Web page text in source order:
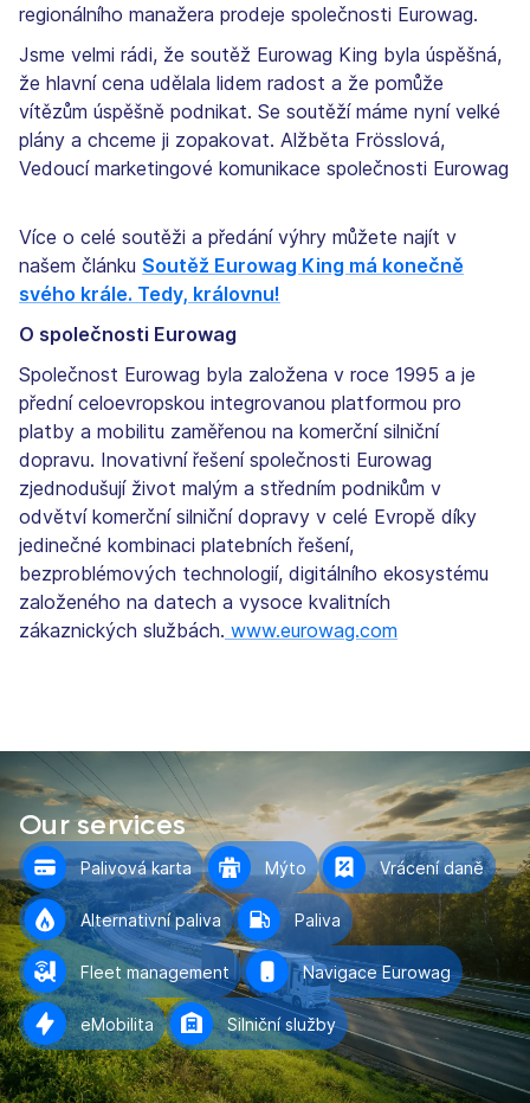
regionálního manažera prodeje společnosti Eurowag.
Jsme velmi rádi, že soutěž Eurowag King byla úspěšná,
že hlavní cena udělala lidem radost a že pomůže
vítězům úspěšně podnikat. Se soutěží máme nyní velké
plány a chceme ji zopakovat. Alžběta Frösslová,
Vedoucí marketingové komunikace společnosti Eurowag
Více o celé soutěži a předání výhry můžete najít v
našem článku Soutěž Eurowag King má konečně
svého krále. Tedy, královnu!
O společnosti Eurowag
Společnost Eurowag byla založena v roce 1995 a je
přední celoevropskou integrovanou platformou pro
platby a mobilitu zaměřenou na komerční silniční
dopravu. Inovativní řešení společnosti Eurowag
zjednodušují život malým a středním podnikům v
odvětví komerční silniční dopravy v celé Evropě díky
jedinečné kombinaci platebních řešení,
bezproblémových technologií, digitálního ekosystému
založeného na datech a vysoce kvalitních
zákaznických službách. www.eurowag.com
Our services
Palivová karta Mýto Vrácení daně
Alternativní paliva Paliva
Fleet management Navigace Eurowag
eMobilita Silniční služby